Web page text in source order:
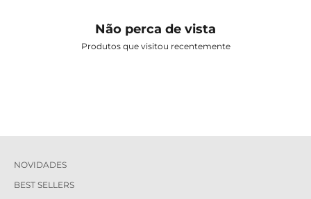
Não perca de vista
Produtos que visitou recentemente
NOVIDADES
BEST SELLERS